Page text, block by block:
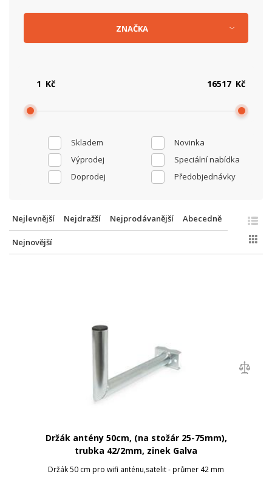
Skladem
Novinka
Výprodej
Speciální nabídka
Doprodej
Předobjednávky
Kč Kč
ZNAČKA
Nejlevnější Nejdražší Nejprodávanější Abecedně
Nejnovější
Držák antény 50cm, (na stožár 25-75mm),
trubka 42/2mm, zinek Galva
Držák 50 cm pro wifi anténu,satelit - průmer 42 mm